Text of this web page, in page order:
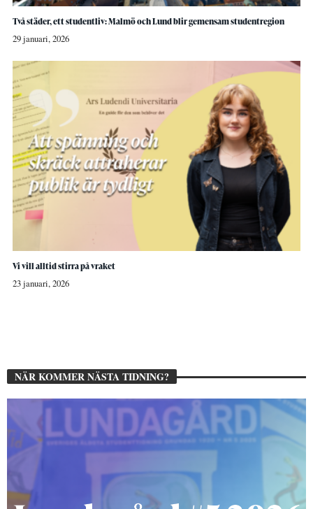
Två städer, ett studentliv: Malmö och Lund blir gemensam studentregion
29 januari, 2026
Vi vill alltid stirra på vraket
23 januari, 2026
NÄR KOMMER NÄSTA TIDNING?